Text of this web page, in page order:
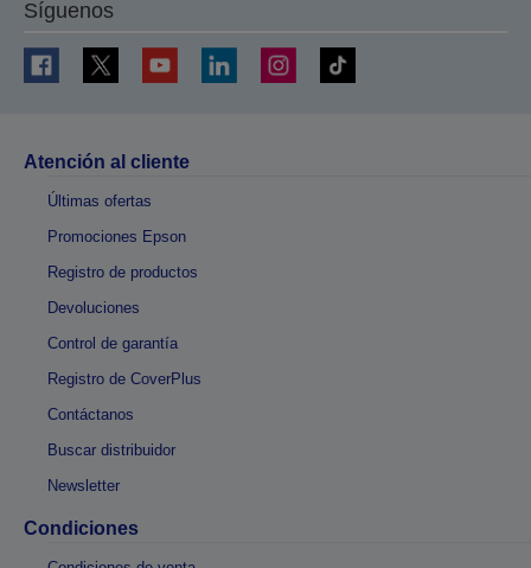
Síguenos
Atención al cliente
Últimas ofertas
Promociones Epson
Registro de productos
Devoluciones
Control de garantía
Registro de CoverPlus
Contáctanos
Buscar distribuidor
Newsletter
Condiciones